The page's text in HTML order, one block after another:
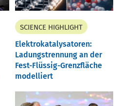
SCIENCE HIGHLIGHT
Elektrokatalysatoren:
Ladungstrennung an der
Fest-Flüssig-Grenzfläche
modelliert